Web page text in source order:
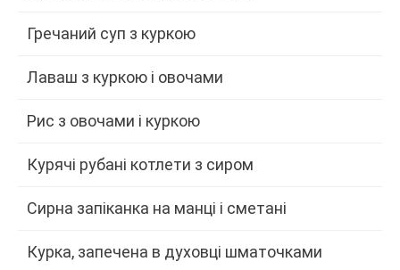
Гречаний суп з куркою
Лаваш з куркою і овочами
Рис з овочами і куркою
Курячі рубані котлети з сиром
Сирна запіканка на манці і сметані
Курка, запечена в духовці шматочками